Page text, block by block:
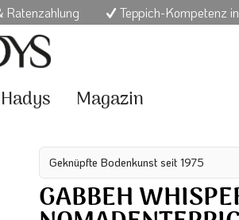
Ratenzahlung Teppich-Kompetenz
Magazin
Geknüpfte Bodenkunst seit 1975
GABBEH